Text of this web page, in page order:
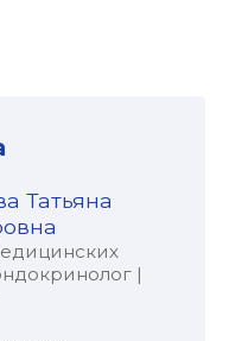
Татьяна
|